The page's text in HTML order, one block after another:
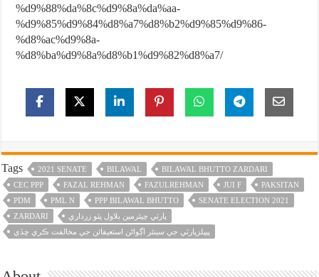
%d9%88%da%8c%d9%8a%da%aa-
%d9%85%d9%84%d8%a7%d8%b2%d9%85%d9%86-
%d8%ac%d9%8a-
%d8%ba%d9%8a%d8%b1%d9%82%d8%a7/
Tags 2021 SENATE BILAWAL
BILAWAL BHUTTO ZARDARI
CEC PPP
FAZAL REHMAN FAZULREHMAN JUI F
PAKSITAN
PDM
PML N PPP BILAWAL BHUTTO
SENATE ELECTION 2021
ZARDARI
پارٽي چيئرمين بلاول ڀٽو زرداري
پيپلزپارٽي جي سينئر اڳواڻن استعيفائن جي مخالفت ڪري ڇڏي